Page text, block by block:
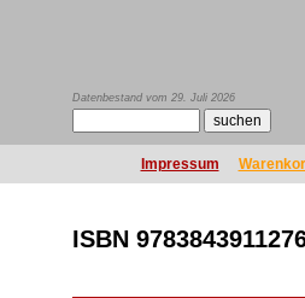
Datenbestand vom 29. Juli 2026
Impressum
ISBN